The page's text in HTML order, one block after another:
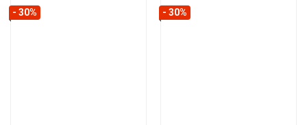
- 30% - 30%